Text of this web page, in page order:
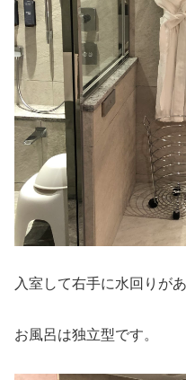
入室して右手に水回りがあ
お風呂は独立型です。